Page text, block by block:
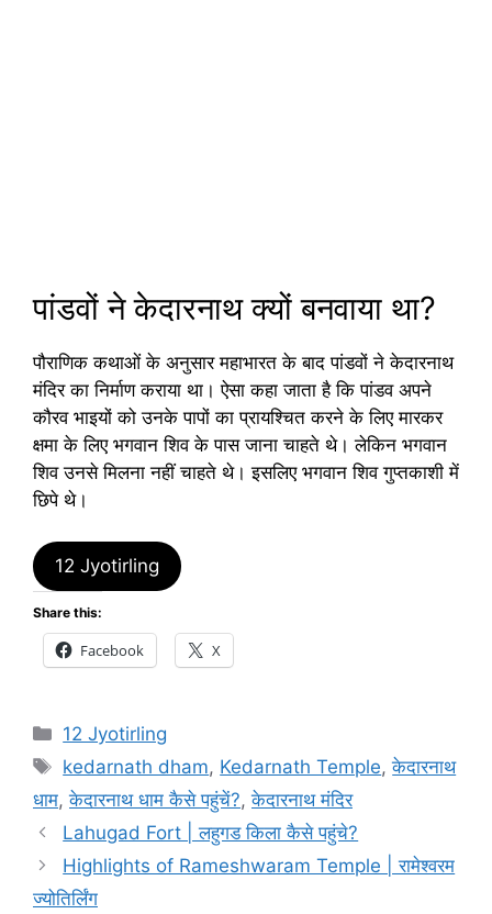
पांडवों ने केदारनाथ क्यों बनवाया था?
पौराणिक कथाओं के अनुसार महाभारत के बाद पांडवों ने केदारनाथ
मंदिर का निर्माण कराया था। ऐसा कहा जाता है कि पांडव अपने
कौरव भाइयों को उनके पापों का प्रायश्चित करने के लिए मारकर
क्षमा के लिए भगवान शिव के पास जाना चाहते थे। लेकिन भगवान
शिव उनसे मिलना नहीं चाहते थे। इसलिए भगवान शिव गुप्तकाशी में
छिपे थे।
12 Jyotirling
Share this:
Facebook X
Categories
12 Jyotirling
Tags
kedarnath dham, Kedarnath Temple,केदारनाथ
धाम,केदारनाथ धाम कैसे पहुंचें?,केदारनाथ मंदिर
Lahugad Fort | लहुगड किला कैसे पहुंचे?
Highlights of Rameshwaram Temple | रामेश्वरम
ज्योतिर्लिंग